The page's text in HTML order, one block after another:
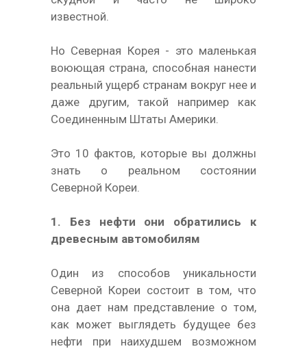
известной.
Но Северная Корея - это маленькая
воюющая страна, способная нанести
реальный ущерб странам вокруг нее и
даже другим, такой например как
Соединенным Штаты Америки.
Это 10 фактов, которые вы должны
знать о реальном состоянии
Северной Кореи.
1. Без нефти они обратились к
древесным автомобилям
Один из способов уникальности
Северной Кореи состоит в том, что
она дает нам представление о том,
как может выглядеть будущее без
нефти при наихудшем возможном